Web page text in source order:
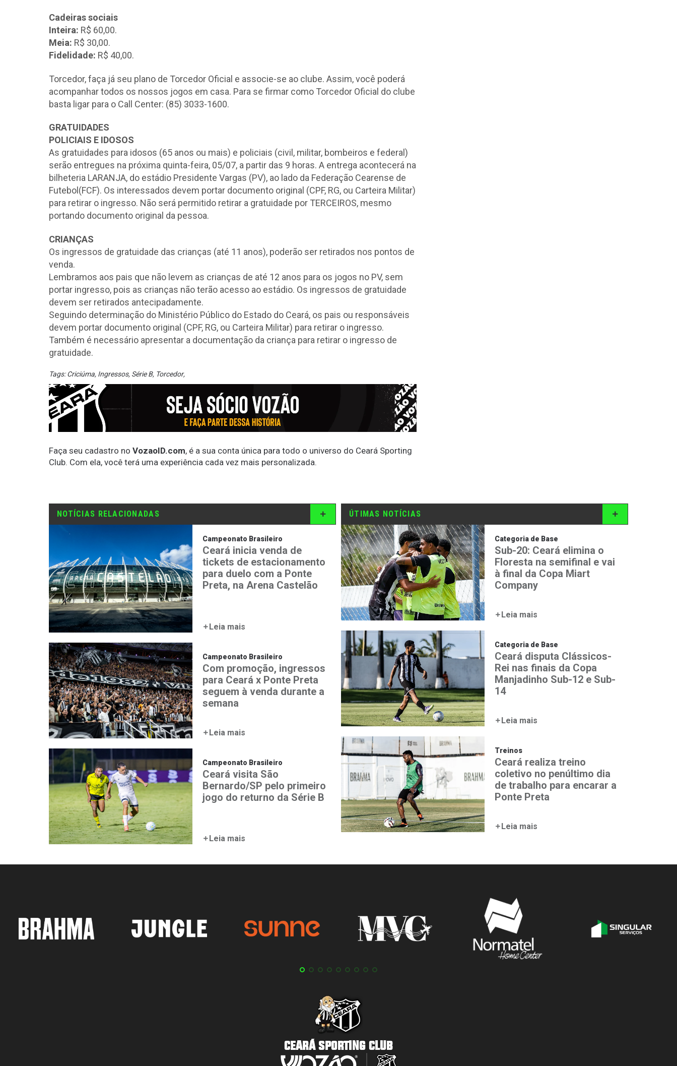
Cadeiras sociais
Inteira: R$ 60,00.
Meia: R$ 30,00.
Fidelidade: R$ 40,00.
Torcedor, faça já seu plano de Torcedor Oficial e associe-se ao clube. Assim, você poderá
acompanhar todos os nossos jogos em casa. Para se firmar como Torcedor Oficial do clube
basta ligar para o Call Center: (85) 3033-1600.
GRATUIDADES
POLICIAIS E IDOSOS
As gratuidades para idosos (65 anos ou mais) e policiais (civil, militar, bombeiros e federal)
serão entregues na próxima quinta-feira, 05/07, a partir das 9 horas. A entrega acontecerá na
bilheteria LARANJA, do estádio Presidente Vargas (PV), ao lado da Federação Cearense de
Futebol(FCF). Os interessados devem portar documento original (CPF, RG, ou Carteira Militar)
para retirar o ingresso. Não será permitido retirar a gratuidade por TERCEIROS, mesmo
portando documento original da pessoa.
CRIANÇAS
Os ingressos de gratuidade das crianças (até 11 anos), poderão ser retirados nos pontos de
venda.
Lembramos aos pais que não levem as crianças de até 12 anos para os jogos no PV, sem
portar ingresso, pois as crianças não terão acesso ao estádio. Os ingressos de gratuidade
devem ser retirados antecipadamente.
Seguindo determinação do Ministério Público do Estado do Ceará, os pais ou responsáveis
devem portar documento original (CPF, RG, ou Carteira Militar) para retirar o ingresso.
Também é necessário apresentar a documentação da criança para retirar o ingresso de
gratuidade.
Tags:Criciúma, Ingressos, Série B, Torcedor,
Faça seu cadastro no VozaoID.com, é a sua conta única para todo o universo do Ceará Sporting
Club. Com ela, você terá uma experiência cada vez mais personalizada.
NOTÍCIAS RELACIONADAS
Campeonato Brasileiro
Ceará inicia venda de
tickets de estacionamento
para duelo com a Ponte
Preta, na Arena Castelão
Leia mais
Campeonato Brasileiro
Com promoção, ingressos
para Ceará x Ponte Preta
seguem à venda durante a
semana
Leia mais
Campeonato Brasileiro
Ceará visita São
Bernardo/SP pelo primeiro
jogo do returno da Série B
Leia mais
ÚTIMAS NOTÍCIAS
Categoria de Base
Sub-20: Ceará elimina o
Floresta na semifinal e vai
à final da Copa Miart
Company
Leia mais
Categoria de Base
Ceará disputa Clássicos-
Rei nas finais da Copa
Manjadinho Sub-12 e Sub-
14
Leia mais
Treinos
Ceará realiza treino
coletivo no penúltimo dia
de trabalho para encarar a
Ponte Preta
Leia mais
CEARÁ SPORTING CLUB